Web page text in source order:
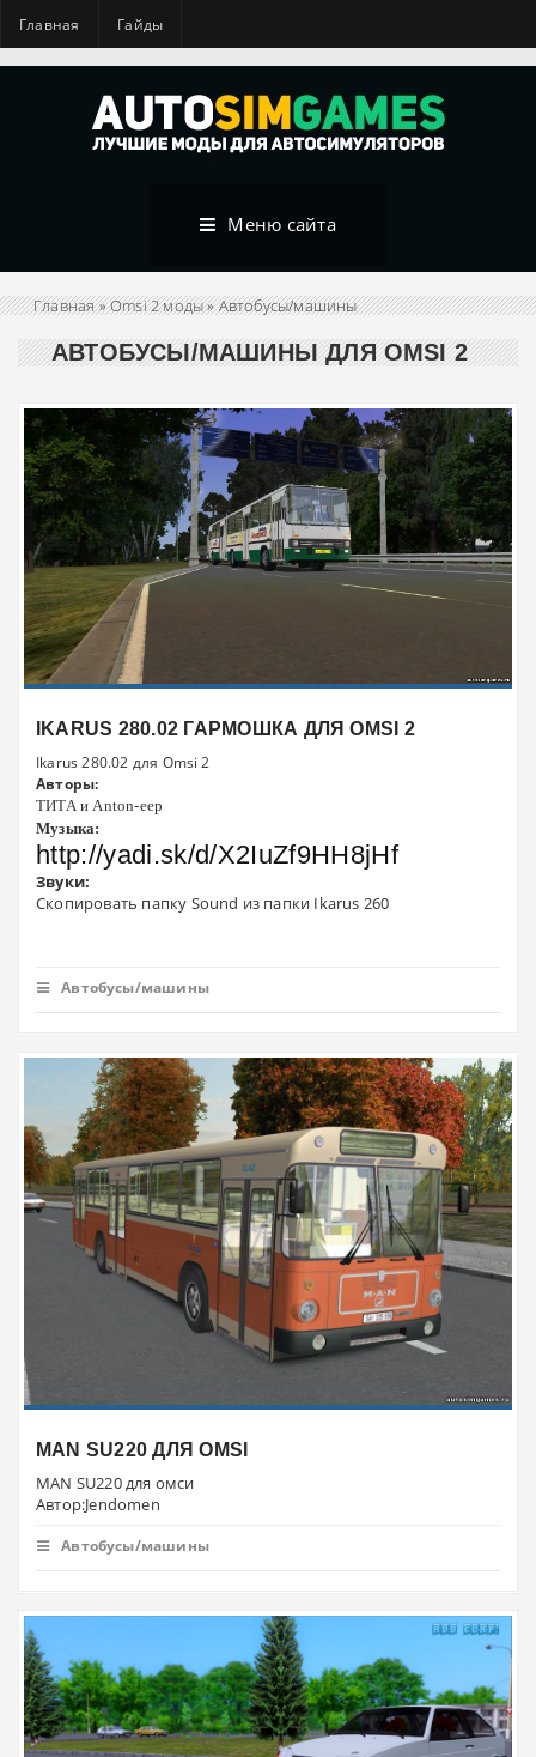
Главная Гайды
Меню сайта
Главная»Omsi 2 моды» Автобусы/машины
АВТОБУСЫ/МАШИНЫ ДЛЯ OMSI 2
IKARUS 280.02 ГАРМОШКА ДЛЯ OMSI 2
Ikarus 280.02 для Omsi 2
Авторы:
ТИТА и Anton-eep
Музыка:
http://yadi.sk/d/X2IuZf9HH8jHf
Звуки:
Скопировать папку Sound из папки Ikarus 260
Автобусы/машины
MAN SU220 ДЛЯ OMSI
MAN SU220 для омси
Автор:Jendomen
Автобусы/машины